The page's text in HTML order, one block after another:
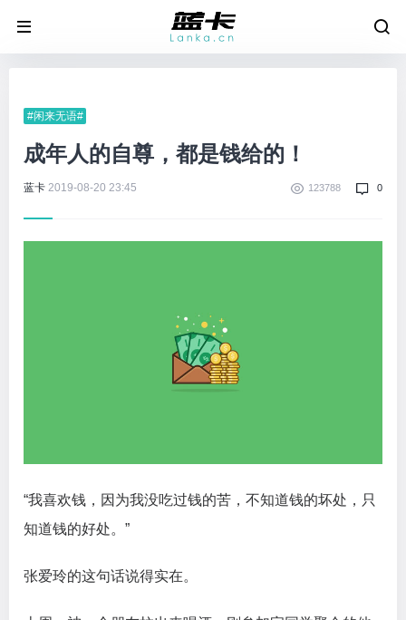
#闲来无语#
成年人的自尊，都是钱给的！
蓝卡 2019-08-20 23:45 123788 0
“我喜欢钱，因为我没吃过钱的苦，不知道钱的坏处，只
知道钱的好处。”
张爱玲的这句话说得实在。